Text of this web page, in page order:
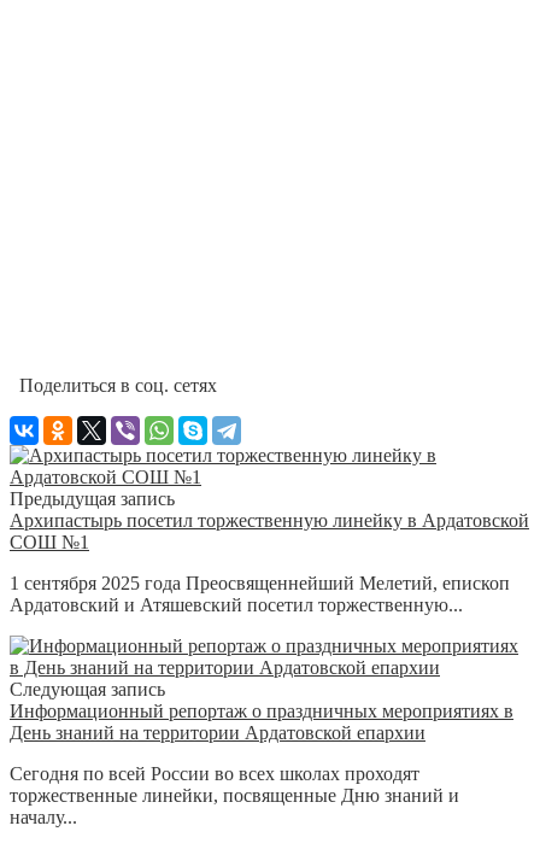
Поделиться в соц. сетях
Предыдущая запись
Архипастырь посетил торжественную линейку в Ардатовской
СОШ №1
1 сентября 2025 года Преосвященнейший Мелетий, епископ
Ардатовский и Атяшевский посетил торжественную...
Следующая запись
Информационный репортаж о праздничных мероприятиях в
День знаний на территории Ардатовской епархии
Сегодня по всей России во всех школах проходят
торжественные линейки, посвященные Дню знаний и
началу...